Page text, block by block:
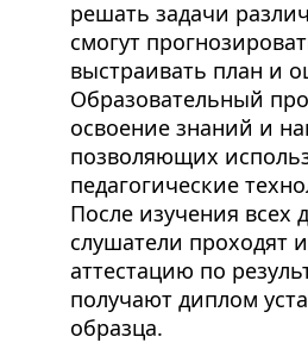
решать задачи
смогут
выстраивать план и
Образовательный
освоение знаний и
позволяющих
педагогические
После изучения всех
слушатели проходят
аттестацию по
получают диплом
образца.